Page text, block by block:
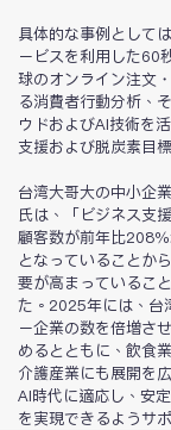
具体的な事例として
ービスを利用した60
球のオンライン注文
る消費者行動分析、
ウドおよびAI技術を
支援および脱炭素目
台湾大哥大の中小企
氏は、「ビジネス支
顧客数が前年比208
となっていることか
要が高まっているこ
た。2025年には、台
ー企業の数を倍増さ
めるとともに、飲食
介護産業にも展開を
AI時代に適応し、安
を実現できるようサ